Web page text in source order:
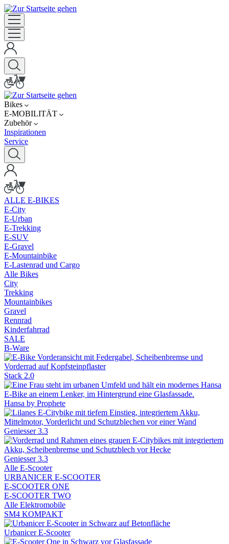
Bikes
E-MOBILITÄT
Zubehör
Inspirationen
Service
ALLE E-BIKES
E-City
E-Urban
E-Trekking
E-SUV
E-Gravel
E-Mountainbike
E-Lastenrad und Cargo
Alle Bikes
City
Trekking
Mountainbikes
Gravel
Rennrad
Kinderfahrrad
SALE
B-Ware
Stack 2.0
Hansa by Prophete
Geniesser 3.3
Geniesser 3.3
Alle E-Scooter
URBANICER E-SCOOTER
E-SCOOTER ONE
E-SCOOTER TWO
Alle Elektromobile
SM4 KOMPAKT
Urbanicer E-Scooter